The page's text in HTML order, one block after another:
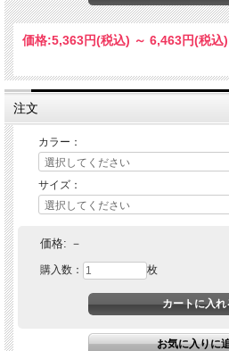
反射材付きのストレッチサマー裏綿作業服シ
価格:5,363円(税込) ～ 6,463円(税込)
注文
カラー：
サイズ：
価格: －
購入数： 枚